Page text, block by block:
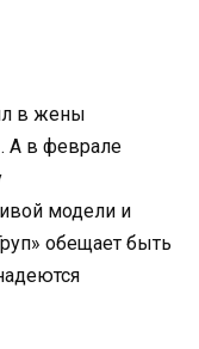
в жены
А в феврале
модели и
обещает быть